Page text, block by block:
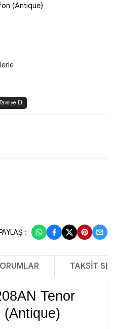
(Antique)
Et
:
TAKSIT
Tenor
(Antique)